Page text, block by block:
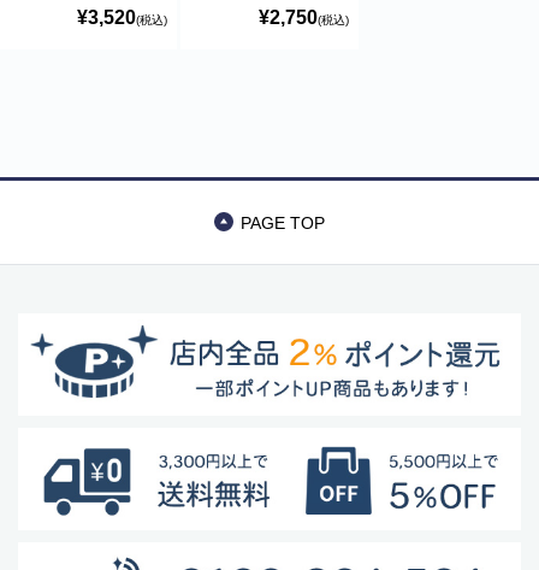
んfactory¥3,520(税込) ¥2,750(税込)
食品
PAGE TOP